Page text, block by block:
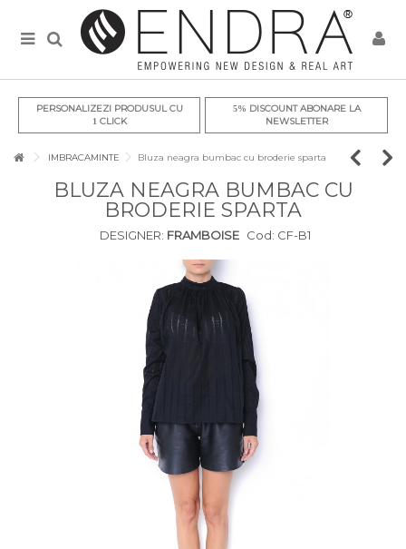
PERSONALIZEZI PRODUSUL CU
1CLICK
5% DISCOUNT ABONARE LA
NEWSLETTER
IMBRACAMINTE Bluza neagra bumbac cu broderie sparta
BLUZA NEAGRA BUMBAC CU
BRODERIE SPARTA
DESIGNER: FRAMBOISE Cod: CF-B1